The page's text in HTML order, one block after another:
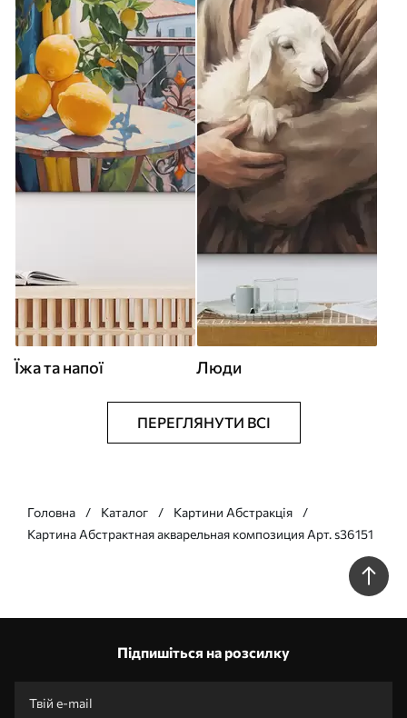
Їжа та напої Люди
ПЕРЕГЛЯНУТИ ВСІ
Головна Каталог
Картини Абстракція
Картина Абстрактная акварельная композиция Арт. s36151
Підпишіться на розсилку